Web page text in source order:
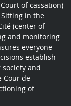
of cassation)
in the
(center of
and monitoring
everyone
establish
and
Cour de
of